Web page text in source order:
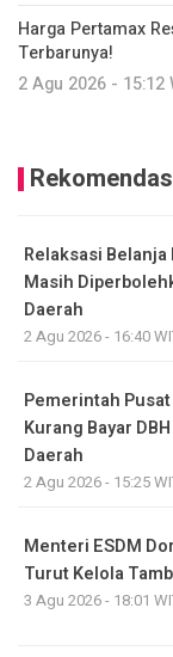
Harga Pertamax
Terbarunya!
2 Agu 2026 - 15:12
Relaksasi
Masih
Daerah
2 Agu 2026 - 16:40
Pemerintah
Kurang Bayar
Daerah
2 Agu 2026 - 15:25
Menteri ESDM
Turut Kelola
3 Agu 2026 - 18:01